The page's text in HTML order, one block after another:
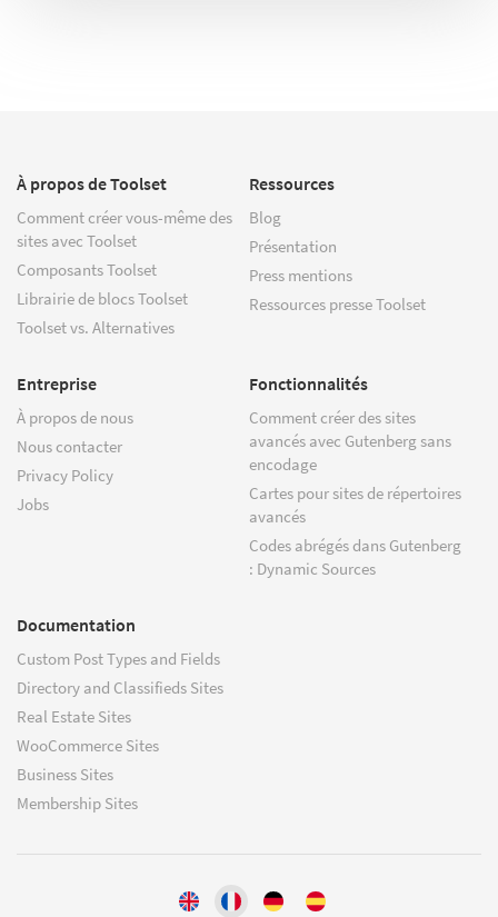
À propos de Toolset
Comment créer vous-même des
sites avec Toolset
Composants Toolset
Librairie de blocs Toolset
Toolset vs. Alternatives
Ressources
Blog
Présentation
Press mentions
Ressources presse Toolset
Entreprise
À propos de nous
Nous contacter
Privacy Policy
Jobs
Fonctionnalités
Comment créer des sites
avancés avec Gutenberg sans
encodage
Cartes pour sites de répertoires
avancés
Codes abrégés dans Gutenberg
: Dynamic Sources
Documentation
Custom Post Types and Fields
Directory and Classifieds Sites
Real Estate Sites
WooCommerce Sites
Business Sites
Membership Sites